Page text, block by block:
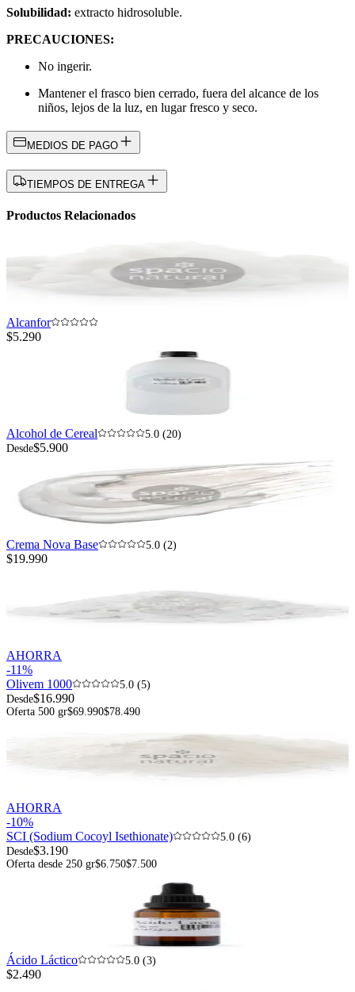
Solubilidad: extracto hidrosoluble.
PRECAUCIONES:
No ingerir.
Mantener el frasco bien cerrado, fuera del alcance de los
niños, lejos de la luz, en lugar fresco y seco.
MEDIOS DE PAGO
TIEMPOS DE ENTREGA
Productos Relacionados
Alcanfor
$5.290
Alcohol de Cereal
5.0 (20)
Desde$5.900
Crema Nova Base 5.0 (2)
$19.990
AHORRA
-11%
Olivem 1000
5.0 (5)
Desde$16.990
Oferta 500 gr$69.990$78.490
AHORRA
-10%
SCI (Sodium Cocoyl Isethionate)
5.0 (6)
Desde$3.190
Oferta desde 250 gr$6.750$7.500
Ácido Láctico 5.0 (3)
$2.490